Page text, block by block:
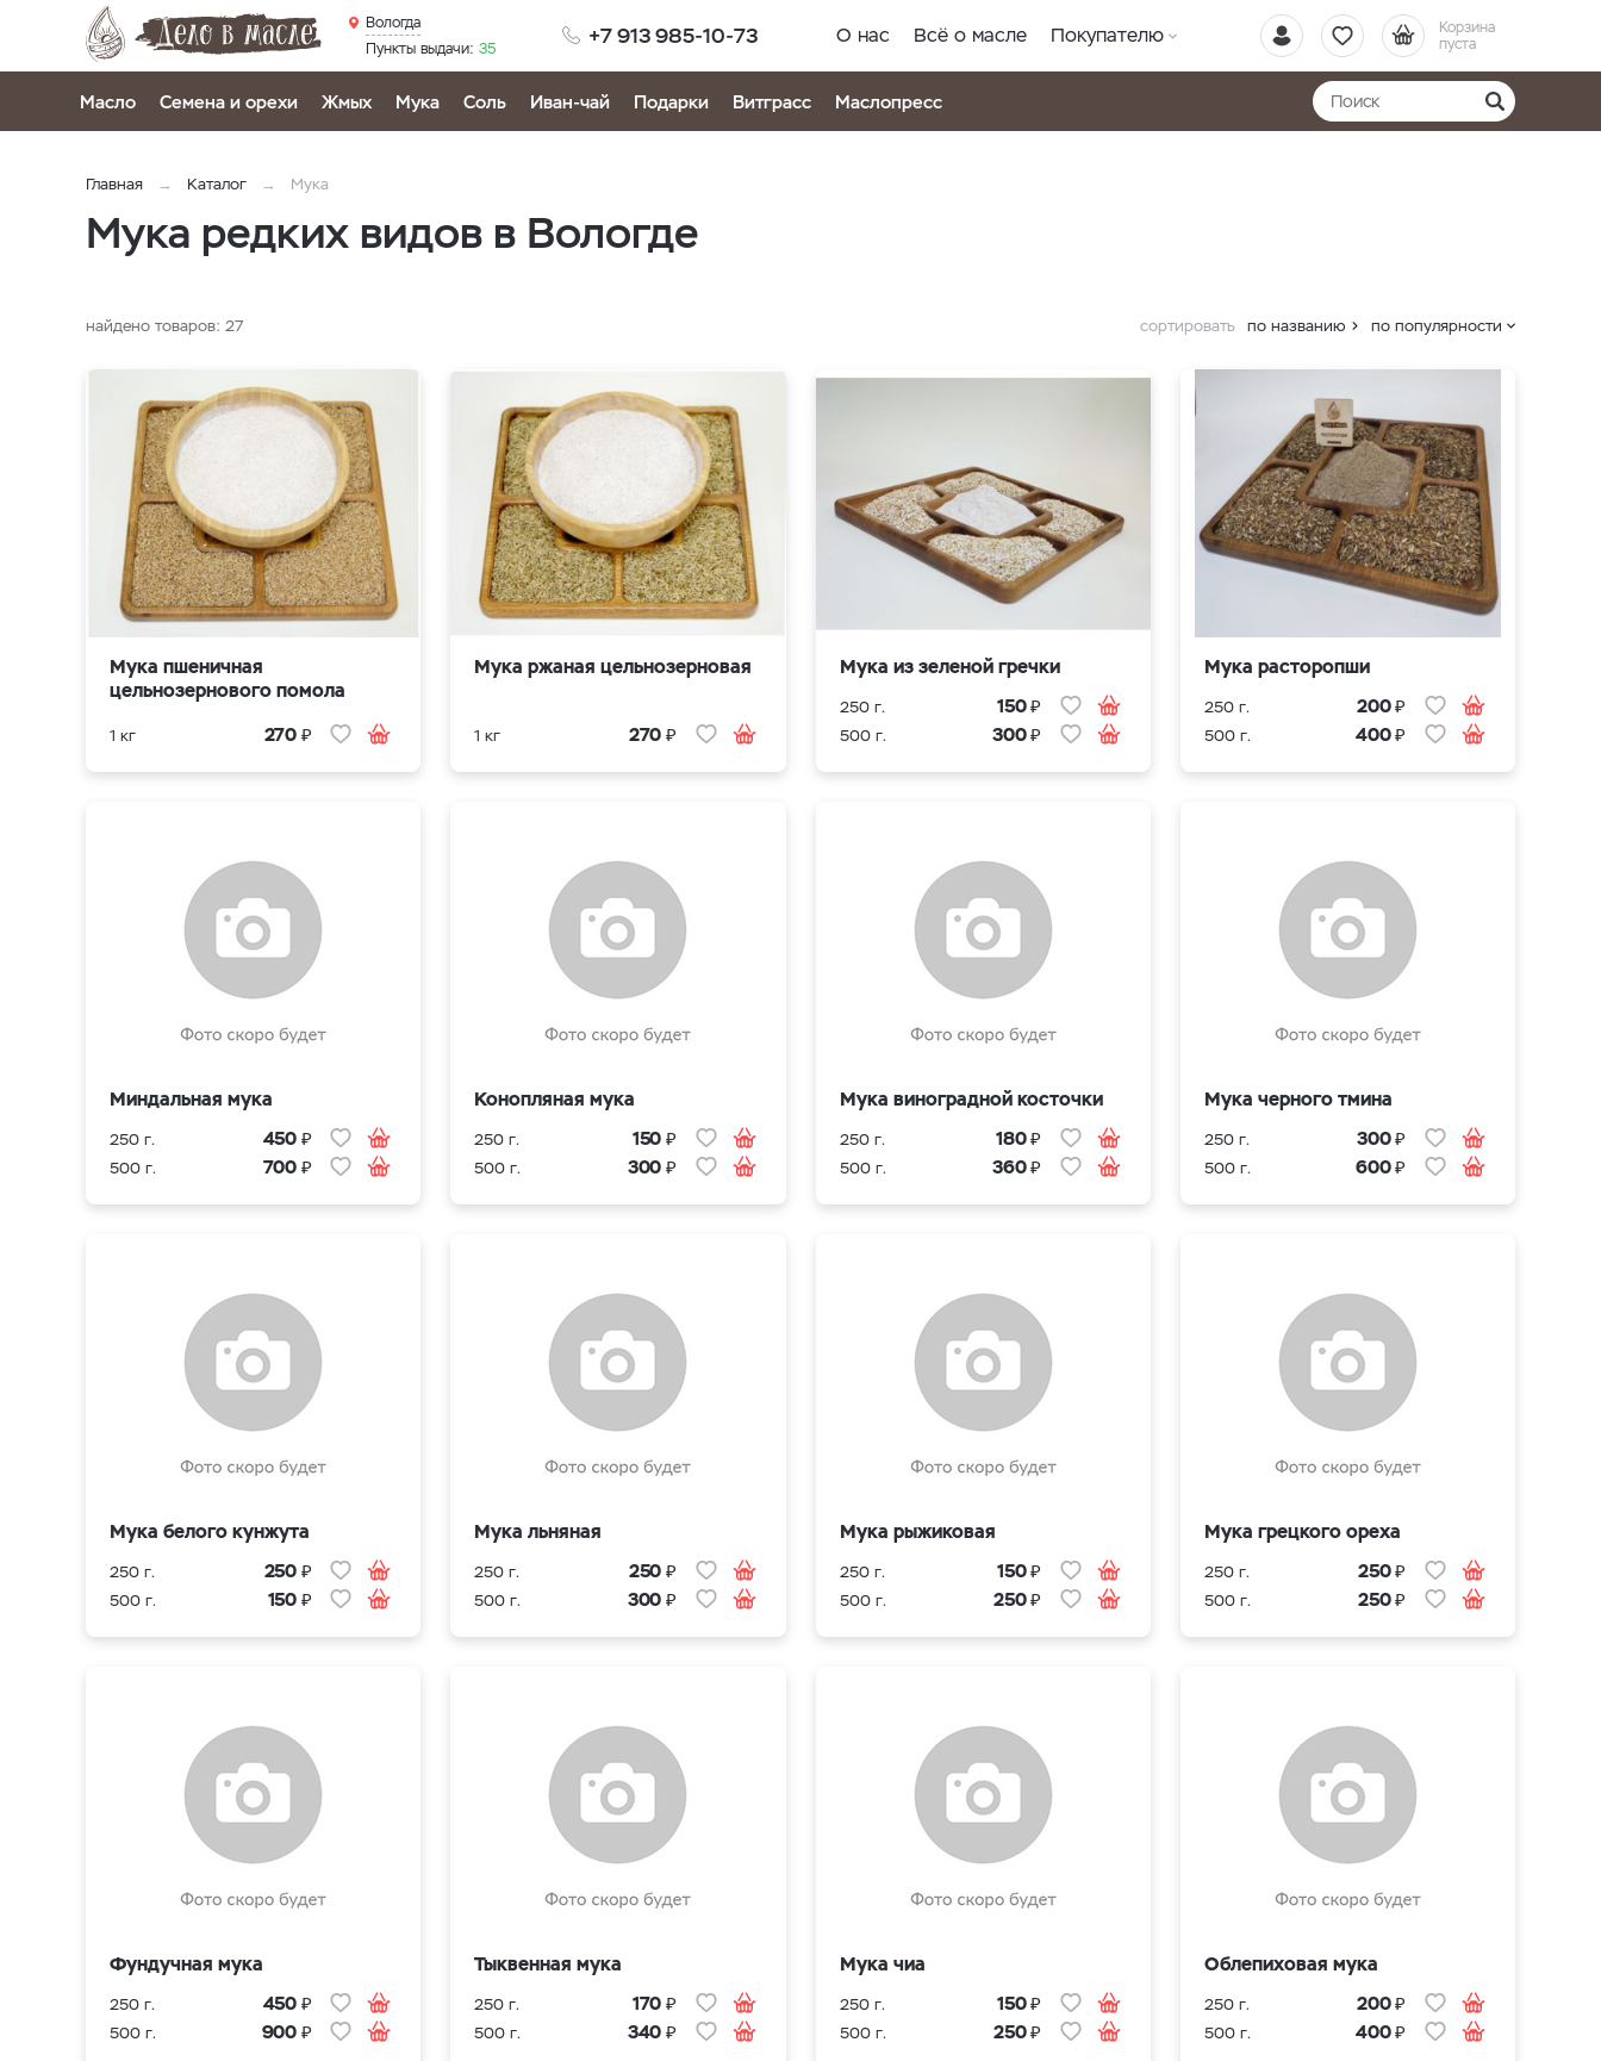
+7 913 985-10-73
Корзина
пуста
Вологда
Пункты выдачи: 35
О нас Всё о масле Покупателю
Масло Семена и орехи Жмых Мука Соль Иван-чай Подарки Витграсс Маслопресс
Главная Каталог Мука
Мука редких видов в Вологде
найдено товаров: 27 сортировать по названию по популярности
Мука пшеничная
цельнозернового помола
1 кг 270 ₽
Мука ржаная цельнозерновая
1 кг 270 ₽
Мука из зеленой гречки
250 г. 150₽
500 г. 300₽
Мука расторопши
250 г. 200₽
500 г. 400₽
Миндальная мука
250 г. 450 ₽
500 г. 700 ₽
Конопляная мука
250 г. 150 ₽
500 г. 300 ₽
Мука виноградной косточки
250 г. 180₽
500 г. 360₽
Мука черного тмина
250 г. 300₽
500 г. 600₽
Мука белого кунжута
250 г. 250 ₽
500 г. 150 ₽
Мука льняная
250 г. 250 ₽
500 г. 300 ₽
Мука рыжиковая
250 г. 150₽
500 г. 250₽
Мука грецкого ореха
250 г. 250₽
500 г. 250₽
Фундучная мука
250 г. 450 ₽
500 г. 900 ₽
Тыквенная мука
250 г. 170 ₽
500 г. 340 ₽
Мука чиа
250 г. 150₽
500 г. 250₽
Облепиховая мука
250 г. 200₽
500 г. 400₽